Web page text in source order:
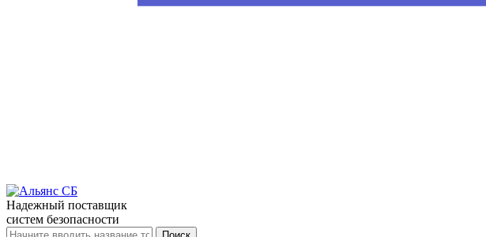
Надежный поставщик
систем безопасности